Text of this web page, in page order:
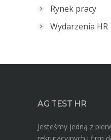
Rynek pracy
Wydarzenia HR
AG TEST HR
Jesteśmy jedną z